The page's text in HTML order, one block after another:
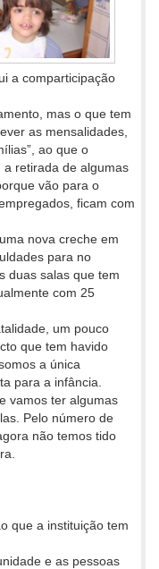
a comparticipação
mas o que tem
as mensalidades,
ao que o
a retirada de algumas
vão para o
ficam com
nova creche em
para no
duas salas que tem
com 25
um pouco
que tem havido
a única
para a infância.
vamos ter algumas
Pelo número de
não temos tido
que a instituição tem
e as pessoas